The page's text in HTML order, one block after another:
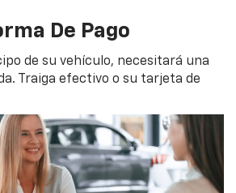
De Pago
de su vehículo, necesitará una
Traiga efectivo o su tarjeta de